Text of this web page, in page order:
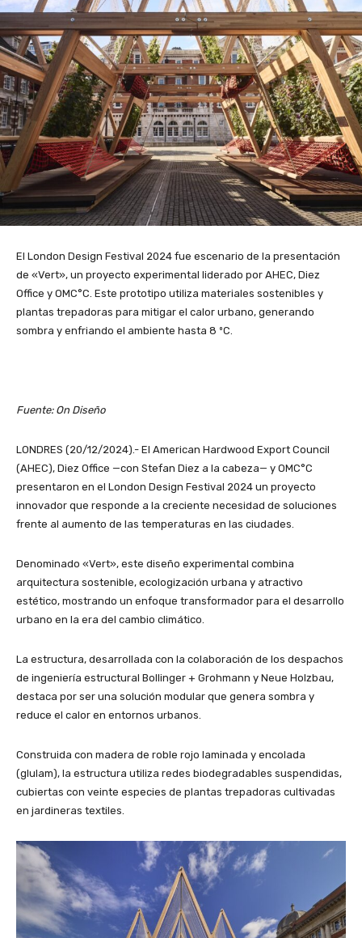
El London Design Festival 2024 fue escenario de la presentación
de «Vert», un proyecto experimental liderado por AHEC, Diez
Office y OMC°C. Este prototipo utiliza materiales sostenibles y
plantas trepadoras para mitigar el calor urbano, generando
sombra y enfriando el ambiente hasta 8 ºC.
Fuente: On Diseño
LONDRES (20/12/2024).- El American Hardwood Export Council
(AHEC), Diez Office —con Stefan Diez a la cabeza— y OMC°C
presentaron en el London Design Festival 2024 un proyecto
innovador que responde a la creciente necesidad de soluciones
frente al aumento de las temperaturas en las ciudades.
Denominado «Vert», este diseño experimental combina
arquitectura sostenible, ecologización urbana y atractivo
estético, mostrando un enfoque transformador para el desarrollo
urbano en la era del cambio climático.
La estructura, desarrollada con la colaboración de los despachos
de ingeniería estructural Bollinger + Grohmann y Neue Holzbau,
destaca por ser una solución modular que genera sombra y
reduce el calor en entornos urbanos.
Construida con madera de roble rojo laminada y encolada
(glulam), la estructura utiliza redes biodegradables suspendidas,
cubiertas con veinte especies de plantas trepadoras cultivadas
en jardineras textiles.